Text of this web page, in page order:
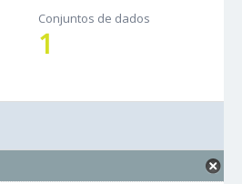
Conjuntos de dados
1